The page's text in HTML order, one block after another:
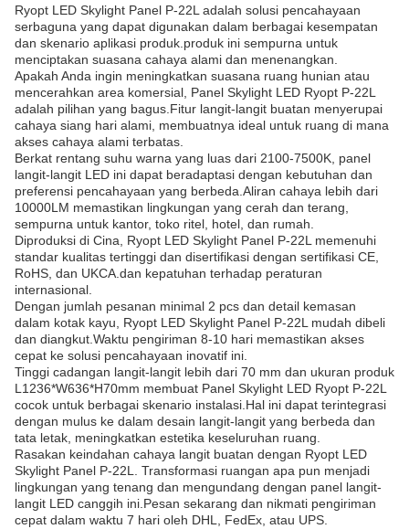
Ryopt LED Skylight Panel P-22L adalah solusi pencahayaan
serbaguna yang dapat digunakan dalam berbagai kesempatan
dan skenario aplikasi produk.produk ini sempurna untuk
menciptakan suasana cahaya alami dan menenangkan.
Apakah Anda ingin meningkatkan suasana ruang hunian atau
mencerahkan area komersial, Panel Skylight LED Ryopt P-22L
adalah pilihan yang bagus.Fitur langit-langit buatan menyerupai
cahaya siang hari alami, membuatnya ideal untuk ruang di mana
akses cahaya alami terbatas.
Berkat rentang suhu warna yang luas dari 2100-7500K, panel
langit-langit LED ini dapat beradaptasi dengan kebutuhan dan
preferensi pencahayaan yang berbeda.Aliran cahaya lebih dari
10000LM memastikan lingkungan yang cerah dan terang,
sempurna untuk kantor, toko ritel, hotel, dan rumah.
Diproduksi di Cina, Ryopt LED Skylight Panel P-22L memenuhi
standar kualitas tertinggi dan disertifikasi dengan sertifikasi CE,
RoHS, dan UKCA.dan kepatuhan terhadap peraturan
internasional.
Dengan jumlah pesanan minimal 2 pcs dan detail kemasan
dalam kotak kayu, Ryopt LED Skylight Panel P-22L mudah dibeli
dan diangkut.Waktu pengiriman 8-10 hari memastikan akses
cepat ke solusi pencahayaan inovatif ini.
Tinggi cadangan langit-langit lebih dari 70 mm dan ukuran produk
L1236*W636*H70mm membuat Panel Skylight LED Ryopt P-22L
cocok untuk berbagai skenario instalasi.Hal ini dapat terintegrasi
dengan mulus ke dalam desain langit-langit yang berbeda dan
tata letak, meningkatkan estetika keseluruhan ruang.
Rasakan keindahan cahaya langit buatan dengan Ryopt LED
Skylight Panel P-22L. Transformasi ruangan apa pun menjadi
lingkungan yang tenang dan mengundang dengan panel langit-
langit LED canggih ini.Pesan sekarang dan nikmati pengiriman
cepat dalam waktu 7 hari oleh DHL, FedEx, atau UPS.